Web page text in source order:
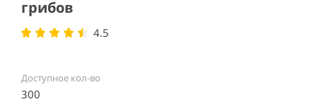
грибов
4.5
Доступное кол-во
300